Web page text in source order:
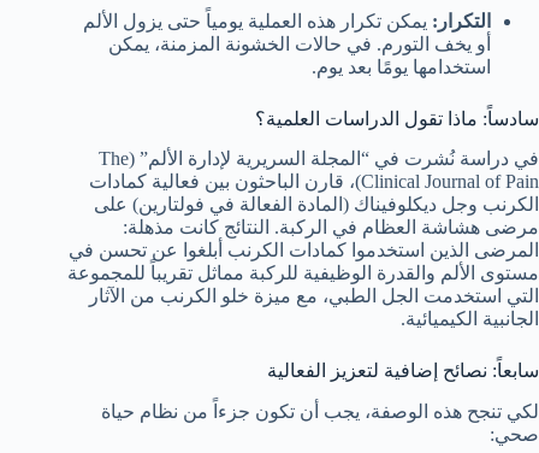
التكرار: يمكن تكرار هذه العملية يومياً حتى يزول الألم
أو يخف التورم. في حالات الخشونة المزمنة، يمكن
استخدامها يومًا بعد يوم.
سادساً: ماذا تقول الدراسات العلمية؟
في دراسة نُشرت في “المجلة السريرية لإدارة الألم” (The
Clinical Journal of Pain)، قارن الباحثون بين فعالية كمادات
الكرنب وجل ديكلوفيناك (المادة الفعالة في فولتارين) على
مرضى هشاشة العظام في الركبة. النتائج كانت مذهلة:
المرضى الذين استخدموا كمادات الكرنب أبلغوا عن تحسن في
مستوى الألم والقدرة الوظيفية للركبة مماثل تقريباً للمجموعة
التي استخدمت الجل الطبي، مع ميزة خلو الكرنب من الآثار
الجانبية الكيميائية.
سابعاً: نصائح إضافية لتعزيز الفعالية
لكي تنجح هذه الوصفة، يجب أن تكون جزءاً من نظام حياة
صحي: